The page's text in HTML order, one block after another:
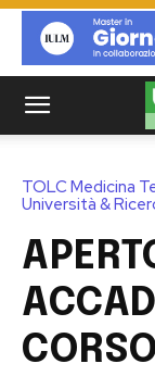
TOLC Medicina
Università &